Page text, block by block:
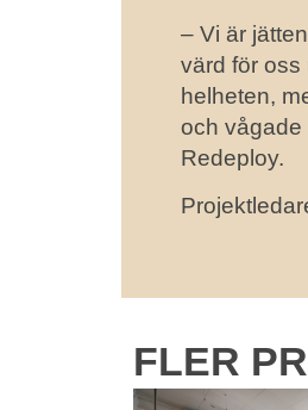
– Vi är
värd för oss
helheten,
och vågade
Redeploy.
FLER